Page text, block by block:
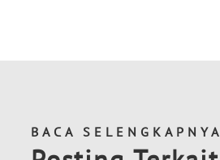
BACA SELENGKAPNYA